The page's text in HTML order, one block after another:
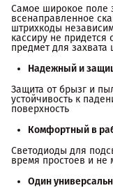
Самое широкое поле
всенаправленное
штрихкоды
кассиру не
предмет для захвата
Надежный и
Защита от брызг и
устойчивость к
поверхность
Комфортный в
Светодиоды для
время простоев и не
Один